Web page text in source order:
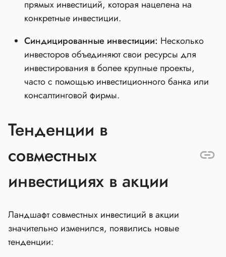
прямых инвестиций, которая нацелена на
конкретные инвестиции.
Синдицированные инвестиции: Несколько
инвесторов объединяют свои ресурсы для
инвестирования в более крупные проекты,
часто с помощью инвестиционного банка или
консалтинговой фирмы.
Тенденции в
совместных
инвестициях в акции
Ландшафт совместных инвестиций в акции
значительно изменился, появились новые
тенденции: